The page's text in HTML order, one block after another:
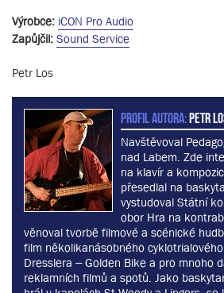
Výrobce: iCON Pro Audio
Zapůjčil: Sound Service
Petr Los
PROFIL AUTORA:Petr
Navštěvoval
nad Labem. Zde
na klavír a
přesedlal na
vystudoval Státní
obor Hra na
věnoval tvorbě filmové a scénické
film několikanásobného
Dresslera – Golden Bike a pro mnoho
reklamních filmů a spotů. Jako